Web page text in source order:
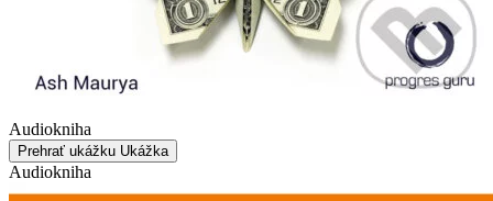
Audiokniha
Prehrať ukážku Ukážka
Audiokniha